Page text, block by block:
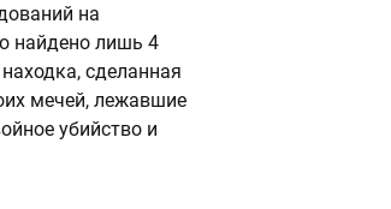
на
найдено лишь 4
сделанная
мечей, лежавшие
убийство и